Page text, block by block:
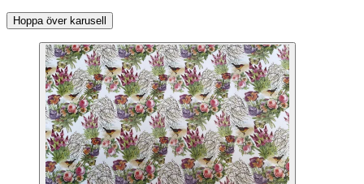
Hoppa över karusell